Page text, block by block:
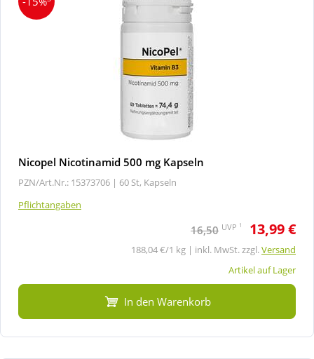
Nicopel Nicotinamid 500 mg Kapseln
PZN/Art.Nr.: 15373706 | 60 St, Kapseln
Pflichtangaben
16,50 UVP 1 13,99 €
188,04 €/1 kg | inkl. MwSt. zzgl.Versand
Artikel auf Lager
In den Warenkorb